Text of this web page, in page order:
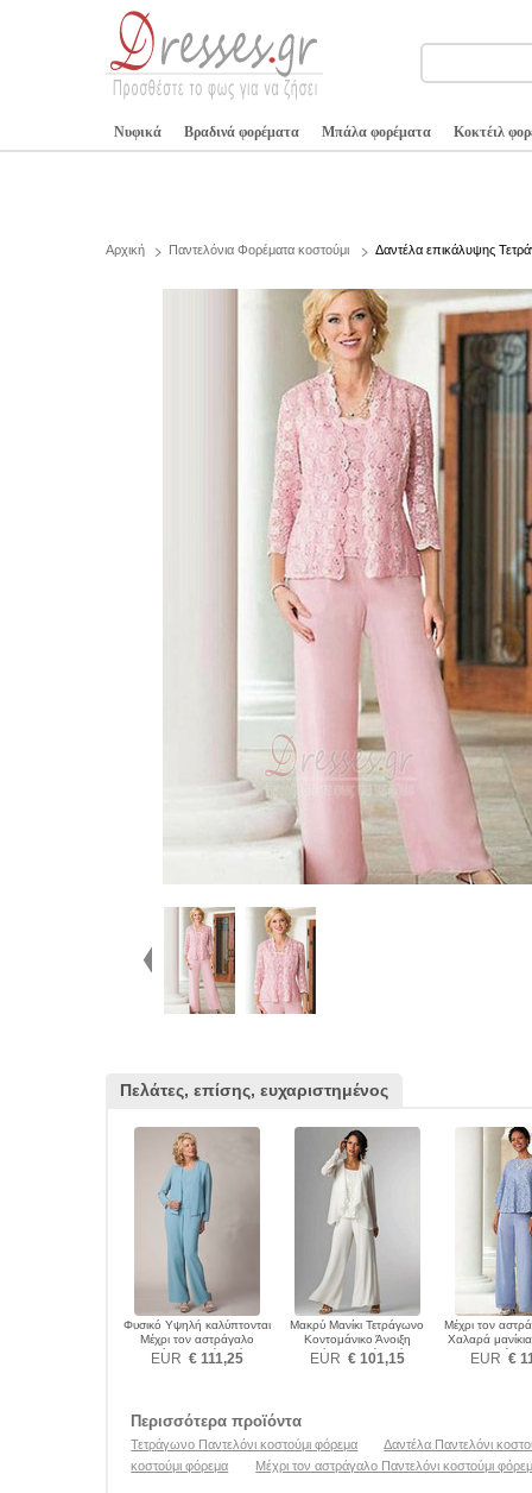
Νυφικά Βραδινά φορέματα Μπάλα φορέματα Κοκτέιλ
Αρχική Παντελόνια Φορέματα κοστούμι Δαντέλα επικάλυψης
Πελάτες, επίσης, ευχαριστημένος
Φυσικό Υψηλή καλύπτονται
Μέχρι τον αστράγαλο
Παντελόνι κοστούμι φόρεμα
EUR € 111,25
Μακρύ Μανίκι Τετράγωνο
Κοντομάνικο Άνοιξη
Παντελόνι κοστούμι φόρεμα
EUR € 101,15
Μέχρι τον
Χαλαρά
κοστούμι
EUR €
Περισσότερα προϊόντα
Τετράγωνο Παντελόνι κοστούμι φόρεμα
Δαντέλα Παντελόνι
κοστούμι φόρεμα
Μέχρι τον αστράγαλο Παντελόνι κοστούμι